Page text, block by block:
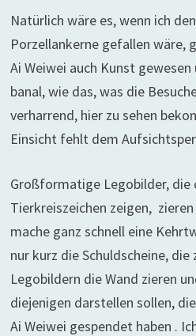
Natürlich wäre es, wenn ich
Porzellankerne gefallen wäre,
Ai Weiwei auch Kunst
banal, wie das, was die
verharrend, hier zu sehen
Einsicht fehlt dem
Großformatige Legobilder, die
Tierkreiszeichen zeigen,
mache ganz schnell eine
nur kurz die Schuldscheine, die
Legobildern die Wand zieren
diejenigen darstellen sollen,
Ai Weiwei gespendet haben .